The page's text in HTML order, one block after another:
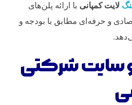
لایت کمپانی با ارائه پلن‌های
و حرفه‌ای مطابق با بودجه و
سایت شرکتی